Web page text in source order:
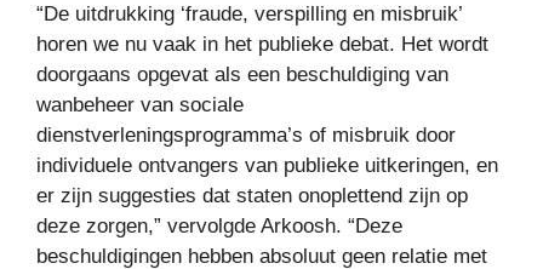
“De uitdrukking ‘fraude, verspilling en misbruik’
horen we nu vaak in het publieke debat. Het wordt
doorgaans opgevat als een beschuldiging van
wanbeheer van sociale
dienstverleningsprogramma’s of misbruik door
individuele ontvangers van publieke uitkeringen, en
er zijn suggesties dat staten onoplettend zijn op
deze zorgen,” vervolgde Arkoosh. “Deze
beschuldigingen hebben absoluut geen relatie met